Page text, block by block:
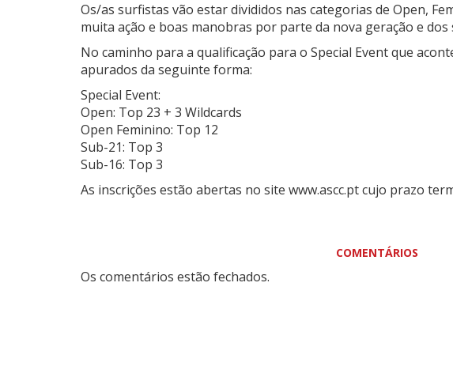
Os/as surfistas vão estar divididos nas categorias de Open,
muita ação e boas manobras por parte da nova geração e
No caminho para a qualificação para o Special Event que
apurados da seguinte forma:
Special Event:
Open: Top 23 + 3 Wildcards
Open Feminino: Top 12
Sub-21: Top 3
Sub-16: Top 3
As inscrições estão abertas no site www.ascc.pt cujo prazo
COMENTÁRIOS
Os comentários estão fechados.